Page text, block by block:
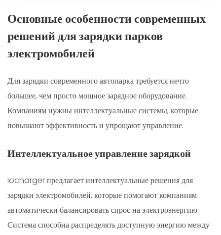
Основные особенности современных
решений для зарядки парков
электромобилей
Для зарядки современного автопарка требуется нечто
большее, чем просто мощное зарядное оборудование.
Компаниям нужны интеллектуальные системы, которые
повышают эффективность и упрощают управление.
Интеллектуальное управление зарядкой
Iocharger предлагает интеллектуальные решения для
зарядки электромобилей, которые помогают компаниям
автоматически балансировать спрос на электроэнергию.
Система способна распределять доступную энергию между